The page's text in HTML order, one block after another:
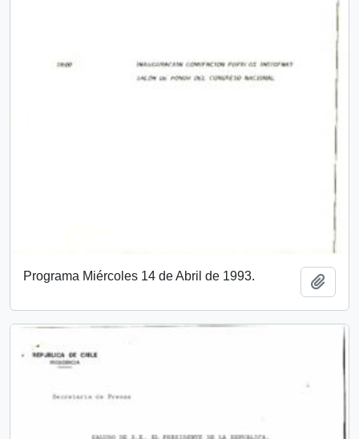
Programa Miércoles 14 de Abril de 1993.